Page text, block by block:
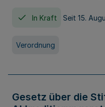
In Kraft Seit 15.
Verordnung
Gesetz über die